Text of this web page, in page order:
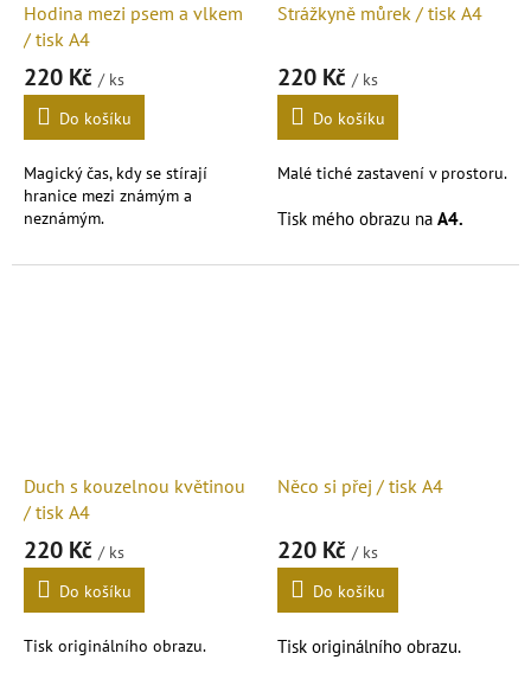
Hodina mezi psem a vlkem
/ tisk A4
220 Kč / ks
Do košíku
Magický čas, kdy se stírají
hranice mezi známým a
neznámým.
Tisk mého obrazu naA4.
Strážkyně můrek / tisk A4
220 Kč / ks
Do košíku
Malé tiché zastavení v prostoru.
Tisk mého obrazu na A4.
Duch s kouzelnou květinou
/ tisk A4
220 Kč / ks
Do košíku
Tisk originálního obrazu.
Něco si přej / tisk A4
220 Kč / ks
Do košíku
Tisk originálního obrazu.